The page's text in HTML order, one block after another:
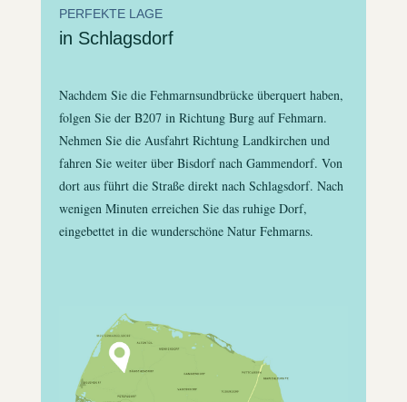
PERFEKTE LAGE
in Schlagsdorf
Nachdem Sie die Fehmarnsundbrücke überquert haben,
folgen Sie der B207 in Richtung Burg auf Fehmarn.
Nehmen Sie die Ausfahrt Richtung Landkirchen und
fahren Sie weiter über Bisdorf nach Gammendorf. Von
dort aus führt die Straße direkt nach Schlagsdorf. Nach
wenigen Minuten erreichen Sie das ruhige Dorf,
eingebettet in die wunderschöne Natur Fehmarns.